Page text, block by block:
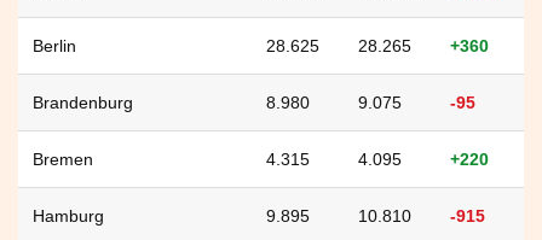
Berlin 28.625 28.265 +360
Brandenburg 8.980 9.075 -95
Bremen 4.315 4.095 +220
Hamburg 9.895 10.810 -915